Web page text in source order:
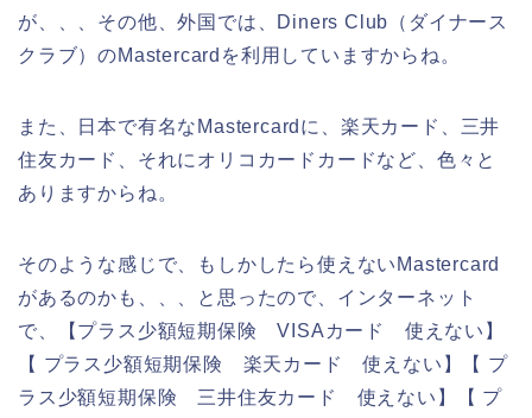
が、、、その他、外国では、Diners Club（ダイナース
クラブ）のMastercardを利用していますからね。
また、日本で有名なMastercardに、楽天カード、三井
住友カード、それにオリコカードカードなど、色々と
ありますからね。
そのような感じで、もしかしたら使えないMastercard
があるのかも、、、と思ったので、インターネット
で、【プラス少額短期保険 VISAカード 使えない】
【 プラス少額短期保険 楽天カード 使えない】【 プ
ラス少額短期保険 三井住友カード 使えない】【 プ